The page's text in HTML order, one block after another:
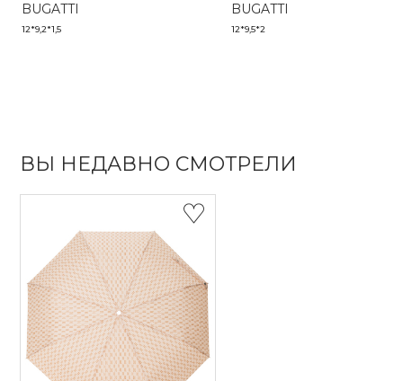
BUGATTI
12*9,2*1,5
BUGATTI
12*9,5*2
ВЫ НЕДАВНО СМОТРЕЛИ